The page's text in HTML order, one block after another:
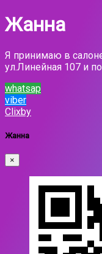
Жанна
Я принимаю в
ул.Линейная 107 и
whatsap
viber
Clixby
Жанна
×